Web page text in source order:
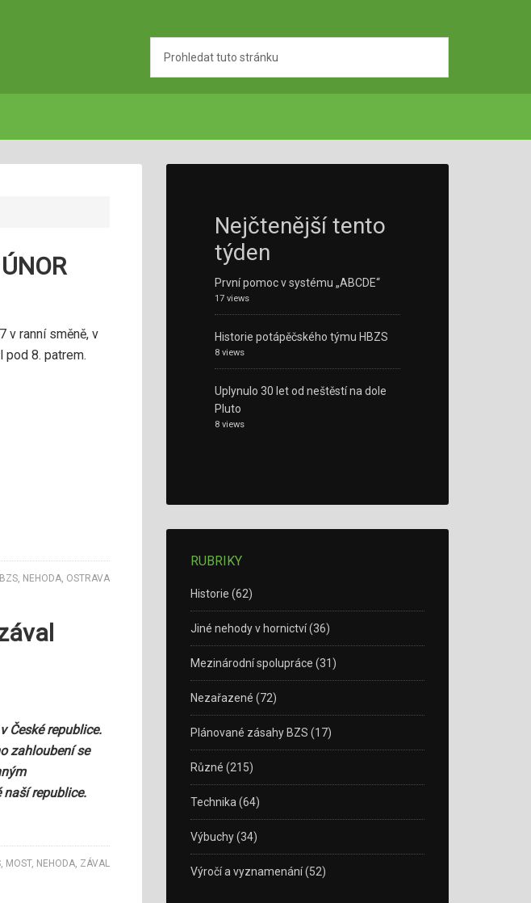
v ranní směně, v
pod 8. patrem.
, NEHODA, OSTRAVA
České republice.
zahloubení se
naší republice.
, MOST, NEHODA, ZÁVAL
Nejčtenější tento
týden
První pomoc v systému „ABCDE“
17 views
Historie potápěčského týmu HBZS
8 views
Uplynulo 30 let od neštěstí na dole
Pluto
8 views
RUBRIKY
Historie (62)
Jiné nehody v hornictví(36)
Mezinárodní spolupráce (31)
Nezařazené (72)
Plánované zásahy BZS (17)
Různé (215)
Technika (64)
Výbuchy(34)
Výročí a vyznamenání(52)